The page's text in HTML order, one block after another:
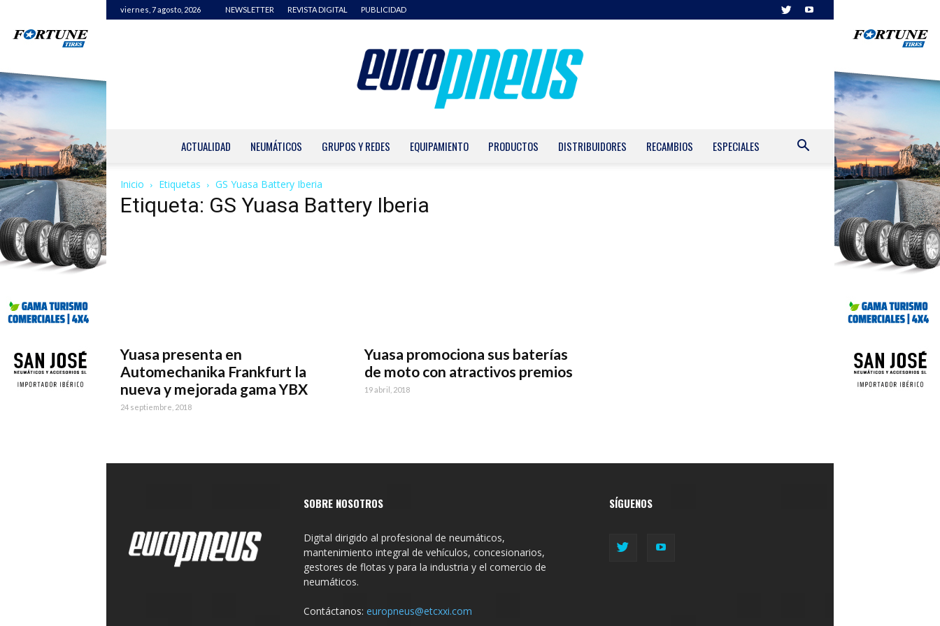
viernes, 7 agosto, 2026 NEWSLETTER REVISTA DIGITAL PUBLICIDAD
ACTUALIDAD NEUMÁTICOS GRUPOS Y REDES EQUIPAMIENTO PRODUCTOS DISTRIBUIDORES RECAMBIOS ESPECIALES
Inicio Etiquetas GS Yuasa Battery Iberia
Etiqueta: GS Yuasa Battery Iberia
Yuasa presenta en
Automechanika Frankfurt la
nueva y mejorada gama YBX
24 septiembre, 2018
Yuasa promociona sus baterías
de moto con atractivos premios
19 abril, 2018
SOBRE NOSOTROS
Digital dirigido al profesional de neumáticos,
mantenimiento integral de vehículos, concesionarios,
gestores de flotas y para la industria y el comercio de
neumáticos.
Contáctanos: europneus@etcxxi.com
SÍGUENOS